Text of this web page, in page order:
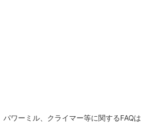
ワーミル、クライマー等に関するFAQは